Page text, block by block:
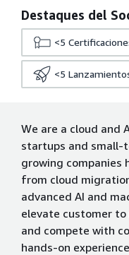
Destaques del
<5
<5
We are a cloud and
startups and small-
growing companies
from cloud
advanced AI and
elevate customer
and compete with
hands-on